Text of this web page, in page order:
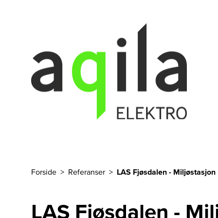
Forside Referanser LAS Fjøsdalen - Miljøstasjon
LAS Fjøsdalen -